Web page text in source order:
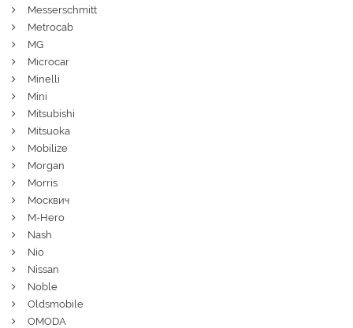
Messerschmitt
Metrocab
MG
Microcar
Minelli
Mini
Mitsubishi
Mitsuoka
Mobilize
Morgan
Morris
Москвич
M-Hero
Nash
Nio
Nissan
Noble
Oldsmobile
OMODA